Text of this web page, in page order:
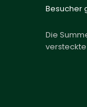
Besucher
Die